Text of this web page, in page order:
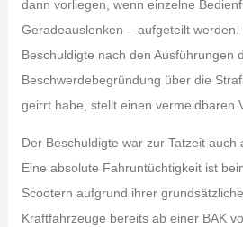
dann vorliegen, wenn einzelne
Geradeauslenken – aufgeteilt werden.
Beschuldigte nach den Ausführungen
Beschwerdebegründung über die
geirrt habe, stellt einen vermeidbaren
Der Beschuldigte war zur Tatzeit auch
Eine absolute Fahruntüchtigkeit ist
Scootern aufgrund ihrer
Kraftfahrzeuge bereits ab einer BAK